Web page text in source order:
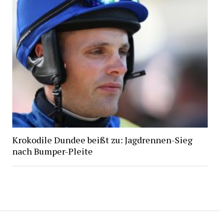
Krokodile Dundee beißt zu: Jagdrennen-Sieg
nach Bumper-Pleite